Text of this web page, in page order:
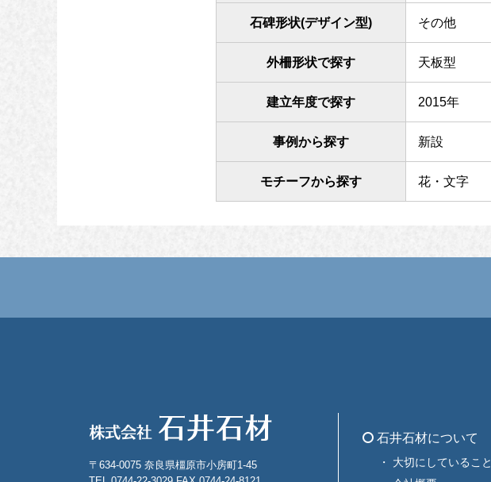
石碑形状(デザイン型) その他
外柵形状で探す 天板型
建立年度で探す 2015年
事例から探す 新設
モチーフから探す 花・文字
〒634-0075 奈良県橿原市小房町1-45
石井石材について
大切にしていること